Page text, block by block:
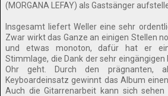
(MORGANA LEFAY) als Gastsänger
Insgesamt liefert Weller eine sehr
Zwar wirkt das Ganze an einigen Stellen
und etwas monoton, dafür hat er
Stimmlage, die Dank der sehr eingängigen
Ohr geht. Durch den prägnanten,
Keyboardeinsatz gewinnt das Album
Auch die Gitarrenarbeit kann sich